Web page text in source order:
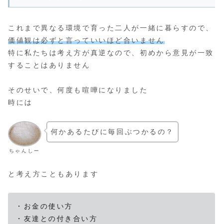
これまで異なる環境で育った二人が一緒に暮らすので、
価値観は必ずと言っていいほど合いません
特に私たちは考え方が真逆なので、初めから意見が一致
することはありません
そのせいで、何度も喧嘩になりました
時には
ちゃんしー
何かあるたびに毎回ぶつかるの？
と考え方こともあります
・お金の使い方
・友達との付き合い方